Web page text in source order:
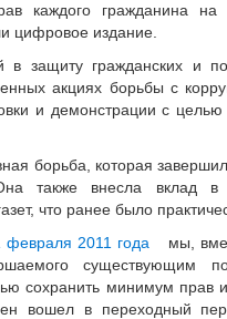
каждого гражданина
цифровое издание.
защиту гражданских и
акциях борьбы с
и демонстрации с
борьба, которая
также внесла вклад в
что ранее было
февраля 2011 года (link
is
external)
мы,
существующим
сохранить минимум прав
вошел в переходный